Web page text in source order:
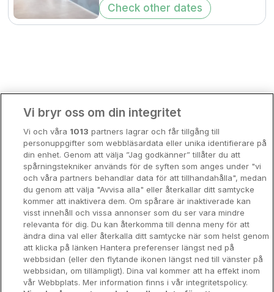
Check other dates
Familjerum
Storstadsweekend
Hotellrum under 995 kr
Spahotell
Sydsverige
Om Hotellpremien
Nya hotell
Stadsweekend
Vi bryr oss om din integritet
Vi och våra 1013 partners lagrar och får tillgång till
personuppgifter som webbläsardata eller unika identifierare på
din enhet. Genom att välja ”Jag godkänner” tillåter du att
spårningstekniker används för de syften som anges under "vi
och våra partners behandlar data för att tillhandahålla", medan
du genom att välja "Avvisa alla" eller återkallar ditt samtycke
kommer att inaktivera dem. Om spårare är inaktiverade kan
visst innehåll och vissa annonser som du ser vara mindre
relevanta för dig. Du kan återkomma till denna meny för att
ändra dina val eller återkalla ditt samtycke när som helst genom
att klicka på länken Hantera preferenser längst ned på
webbsidan (eller den flytande ikonen längst ned till vänster på
webbsidan, om tillämpligt). Dina val kommer att ha effekt inom
vår Webbplats. Mer information finns i vår integritetspolicy.